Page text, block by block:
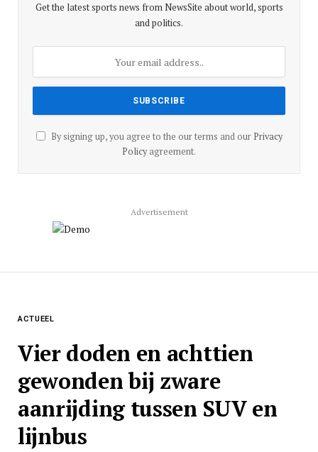
Get the latest sports news from NewsSite about world, sports
and politics.
By signing up, you agree to the our terms and our Privacy
Policyagreement.
Advertisement
ACTUEEL
Vier doden en achttien
gewonden bij zware
aanrijding tussen SUV en
lijnbus